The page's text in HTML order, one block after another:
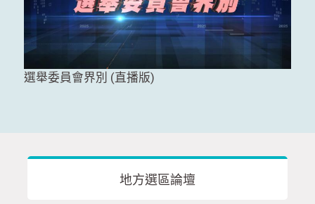
選舉委員會界別 (直播版)
地方選區論壇